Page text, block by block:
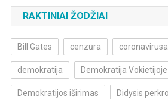
RAKTINIAI ŽODŽIAI
Bill Gates cenzūra
demokratija Demokratija Vokietijoje
Demokratijos iširimas Didysis